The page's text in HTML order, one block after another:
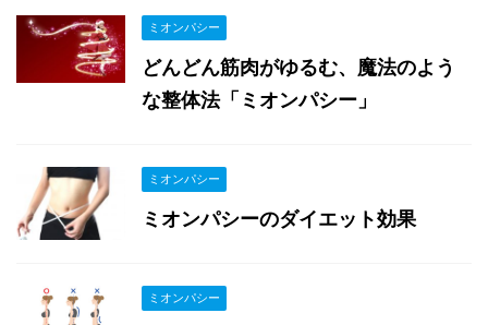
ミオンパシー
どんどん筋肉がゆるむ、魔法のよう
な整体法「ミオンパシー」
ミオンパシー
ミオンパシーのダイエット効果
ミオンパシー